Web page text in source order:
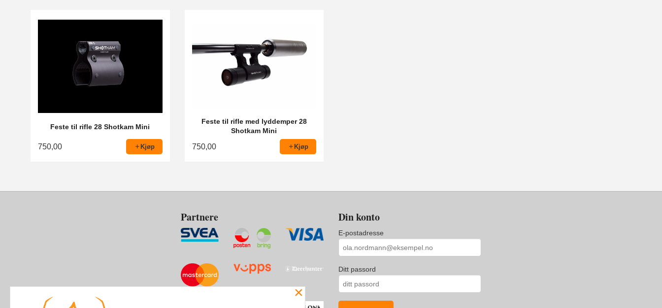
Feste til rifle 28 Shotkam Mini
750,00 Kjøp
Feste til rifle med lyddemper 28
Shotkam Mini
750,00 Kjøp
Partnere Din konto
E-postadresse
Ditt passord
×